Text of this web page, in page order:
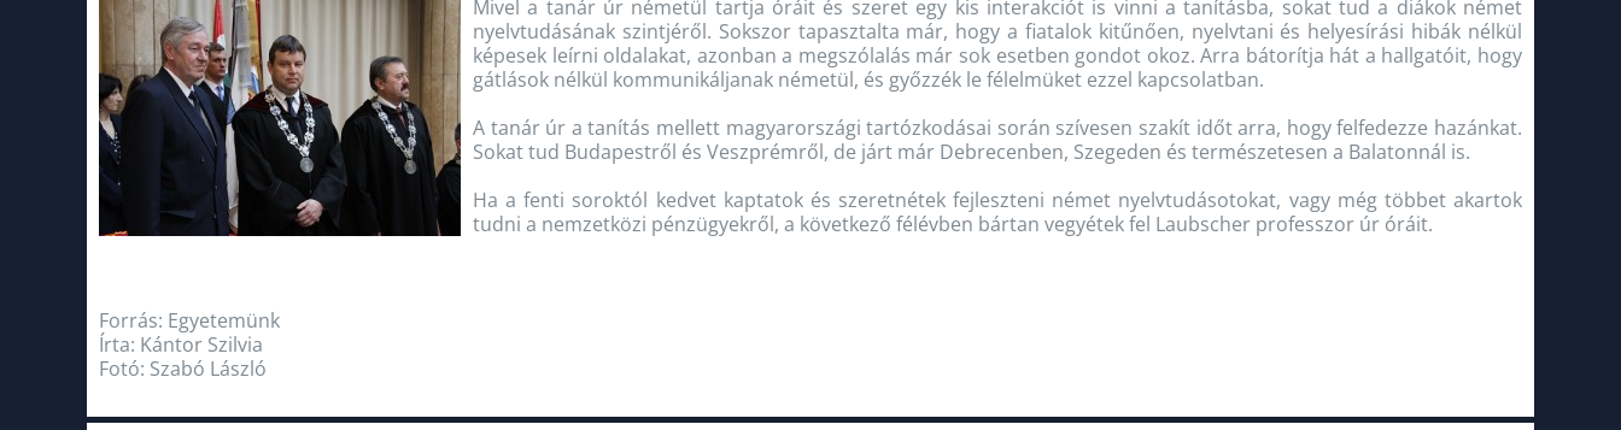
Mivel a tanár úr németül tartja óráit és szeret egy kis interakciót is vinni a tanításba, sokat tud a diákok német
nyelvtudásának szintjéről. Sokszor tapasztalta már, hogy a fiatalok kitűnően, nyelvtani és helyesírási hibák nélkül
képesek leírni oldalakat, azonban a megszólalás már sok esetben gondot okoz. Arra bátorítja hát a hallgatóit, hogy
gátlások nélkül kommunikáljanak németül, és győzzék le félelmüket ezzel kapcsolatban.
A tanár úr a tanítás mellett magyarországi tartózkodásai során szívesen szakít időt arra, hogy felfedezze hazánkat.
Sokat tud Budapestről és Veszprémről, de járt már Debrecenben, Szegeden és természetesen a Balatonnál is.
Ha a fenti soroktól kedvet kaptatok és szeretnétek fejleszteni német nyelvtudásotokat, vagy még többet akartok
tudni a nemzetközi pénzügyekről, a következő félévben bártan vegyétek fel Laubscher professzor úr óráit.
Forrás: Egyetemünk
Írta: Kántor Szilvia
Fotó: Szabó László